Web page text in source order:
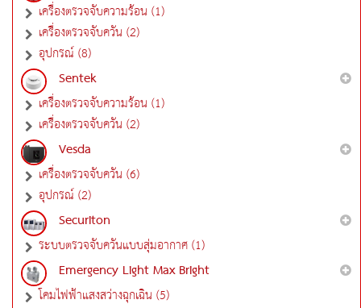
เครื่องตรวจจับความร้อน (1)
เครื่องตรวจจับควัน (2)
อุปกรณ์ (8)
Sentek
เครื่องตรวจจับความร้อน (1)
เครื่องตรวจจับควัน (2)
Vesda
เครื่องตรวจจับควัน (6)
อุปกรณ์ (2)
Securiton
ระบบตรวจจับควันแบบสุ่มอากาศ (1)
Emergency Light Max Bright
โคมไฟฟ้าแสงสว่างฉุกเฉิน (5)